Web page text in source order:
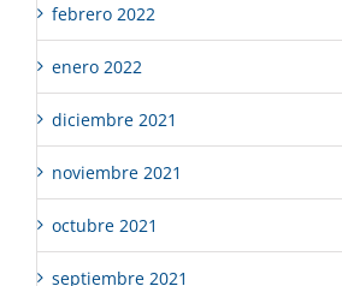
febrero 2022
enero 2022
diciembre 2021
noviembre 2021
octubre 2021
septiembre 2021